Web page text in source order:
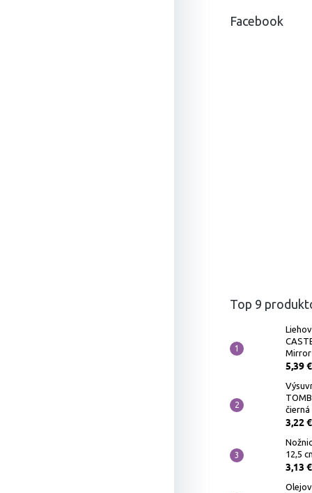
Facebook
Top 9
Mirror
5,39 €
čierná
3,22 €
12,5
3,13 €